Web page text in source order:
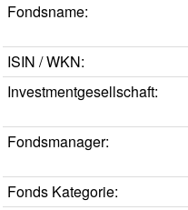
Fondsname:
ISIN / WKN:
Investmentgesellschaft:
Fondsmanager:
Fonds Kategorie: